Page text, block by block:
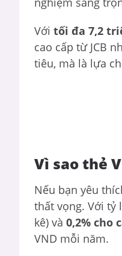
Với tối đa 7,2
cao cấp từ JCB
tiêu, mà là lựa
Vì sao thẻ
Nếu bạn yêu
thất vọng. Với tỷ
kê) và 0,2% cho
VND mỗi năm.